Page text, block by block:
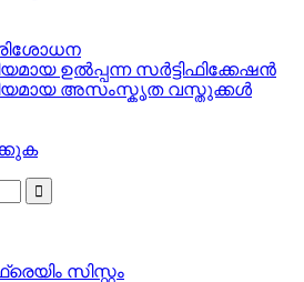
ഉൽപ്പന്ന സർട്ടിഫിക്കേഷൻ
അസംസ്കൃത വസ്തുക്കൾ
സിസ്റ്റം